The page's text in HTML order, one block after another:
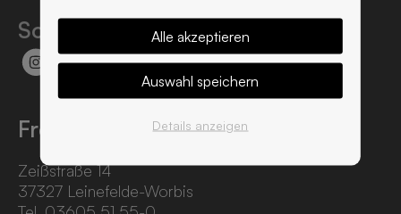
Social Media:
Freund GmbH
Zeißstraße 14
37327 Leinefelde-Worbis
Alle akzeptieren
Auswahl speichern
Details anzeigen